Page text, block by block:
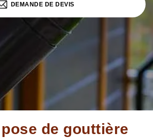
DEMANDE DE DEVIS
de gouttière